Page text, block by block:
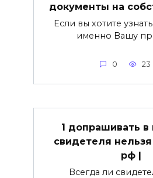
документы на
Если вы хотите
именно Вашу
0 23
1 допрашивать в
свидетеля
рф |
Всегда ли